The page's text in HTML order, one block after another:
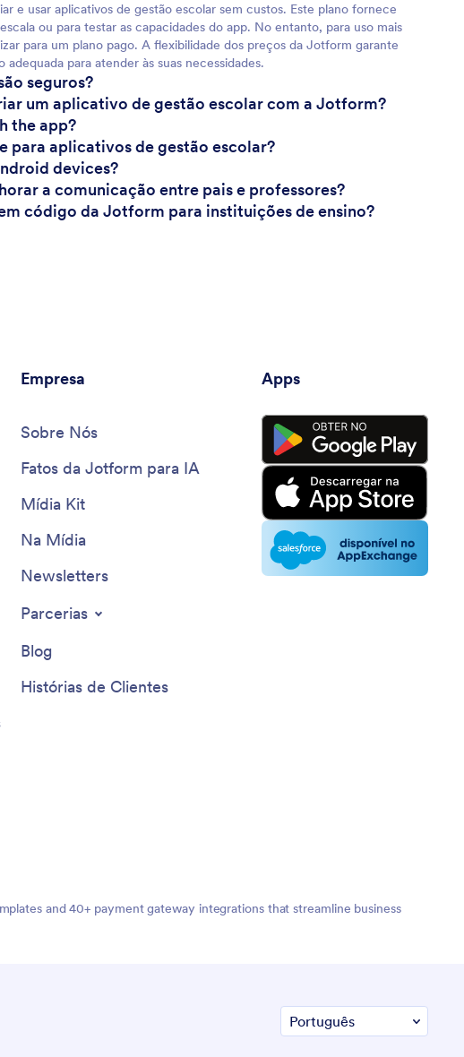
usar aplicativos de gestão escolar sem custos. Este plano fornece
ou para testar as capacidades do app. No entanto, para uso mais
para um plano pago. A flexibilidade dos preços da Jotform garante
para atender às suas necessidades.
seguros?
um aplicativo de gestão escolar com a Jotform?
the app?
para aplicativos de gestão escolar?
devices?
a comunicação entre pais e professores?
código da Jotform para instituições de ensino?
Empresa
Sobre Nós
Fatos da Jotform para IA
Mídia Kit
Na Mídia
Newsletters
Parcerias
Blog
Histórias de Clientes
Apps
and 40+ payment gateway integrations that streamline business